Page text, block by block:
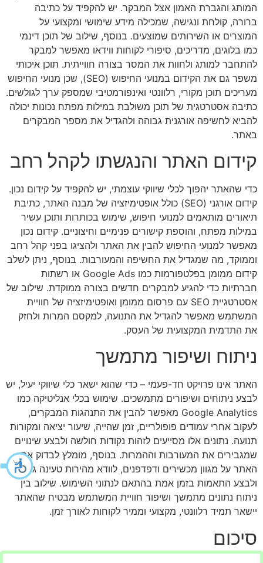
המותג והגברת האמון אצל המבקר. יש להקפיד על כתיבה
ברורה, קולחת ונגישה, שמכילה מידע שימושי ומקצועי על
המוצרים או השירותים שמוצעים. בנוסף, שילוב של תוכן דינמי
כמו בלוגים, מדריכים, סיפורי לקוחות ווידאו מאפשר למבקר
להתחבר למותג ולחוות את המסר בצורה חווייתית. תוכן איכותי
משפר גם את הקידום במנועי החיפוש (SEO), שכן מנועי החיפוש
מעריכים תוכן מקורי, רלוונטי ואינפורמטיבי שמספק ערך לגולשים.
כתיבה אסטרטגית של תוכן משולבת במילות מפתח נכונות יכולה
להביא לחשיפה אורגנית גבוהה ולהגדיל את מספר המבקרים
באתר.
קידום האתר והנגשתו לקהל רחב
כדי שהאתר יהפוך לכלי שיווקי עוצמתי, יש להקפיד על קידום נכון.
קידום אורגני (SEO) כולל אופטימיזציה של מבנה האתר, כתיבת
תיאורים מותאמים למנועי חיפוש, שימוש בכותרות ותוכן עשיר
במילות מפתח, והוספת קישורים פנימיים וחיצוניים. קידום נכון
מאפשר למנועי החיפוש להבין את האתר ולהציגו בפני קהל רחב
וממוקד, מה שמגדיל את החשיפה והמעורבות. בנוסף, ניתן לשלב
קידום ממומן בפלטפורמות כמו Google Ads או רשתות
חברתיות כדי להגיע למבקרים חדשים בצורה ממוקדת. שילוב של
אסטרטגיית SEO עם פרסום ממומן ואופטימיזציה של חוויית
המשתמש מאפשר להגדיל את התנועה, למקסם המרות ולחזק
את התדמית המקצועית של העסק.
ניתוח ושיפור מתמשך
האתר אינו פרויקט חד-פעמי – כדי שהוא ישאר כלי שיווקי יעיל, יש
לבצע ניתוחים ושיפורים מתמשכים. שימוש בכלי אנליטיקה כמו
Google Analytics מאפשר להבין את התנהגות המבקרים,
לעקוב אחרי עמודים פופולריים, זמן שהייה, שיעור יציאה ומקורות
תנועה. נתונים אלו מסייעים לזהות נקודות חולשה ולבצע שינויים
שמגבירים את המעורבות וההמרות. בנוסף, מומלץ לבדוק את
האתר על מגוון מכשירים ודפדפנים, לוודא מהירות טעינה גבוהה
ולבצע התאמות בזמן אמת בהתאם לנתוני השימוש. שילוב בין
ניתוח נתונים מתמשך ושיפור חוויית המשתמש מבטיח שהאתר
יישאר תמיד רלוונטי, מקצועי וממיר לקוחות לאורך זמן.
סיכום